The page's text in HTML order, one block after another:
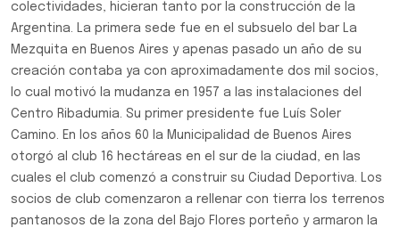
colectividades, hicieran tanto por la construcción de la
Argentina. La primera sede fue en el subsuelo del bar La
Mezquita en Buenos Aires y apenas pasado un año de su
creación contaba ya con aproximadamente dos mil socios,
lo cual motivó la mudanza en 1957 a las instalaciones del
Centro Ribadumia. Su primer presidente fue Luís Soler
Camino. En los años 60 la Municipalidad de Buenos Aires
otorgó al club 16 hectáreas en el sur de la ciudad, en las
cuales el club comenzó a construir su Ciudad Deportiva. Los
socios de club comenzaron a rellenar con tierra los terrenos
pantanosos de la zona del Bajo Flores porteño y armaron la